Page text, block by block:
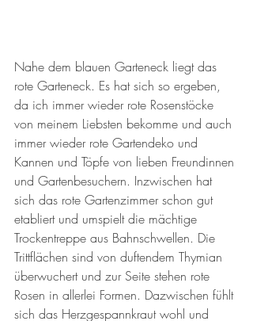
Nahe dem blauen Garteneck liegt das
rote Garteneck. Es hat sich so ergeben,
da ich immer wieder rote Rosenstöcke
von meinem Liebsten bekomme und auch
immer wieder rote Gartendeko und
Kannen und Töpfe von lieben Freundinnen
und Gartenbesuchern. Inzwischen hat
sich das rote Gartenzimmer schon gut
etabliert und umspielt die mächtige
Trockentreppe aus Bahnschwellen. Die
Trittflächen sind von duftendem Thymian
überwuchert und zur Seite stehen rote
Rosen in allerlei Formen. Dazwischen fühlt
sich das Herzgespannkraut wohl und